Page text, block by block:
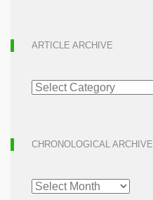
ARTICLE ARCHIVE
ARTICLE
ARCHIVE
CHRONOLOGICAL ARCHIVE
CHRONOLOGICAL
ARCHIVE